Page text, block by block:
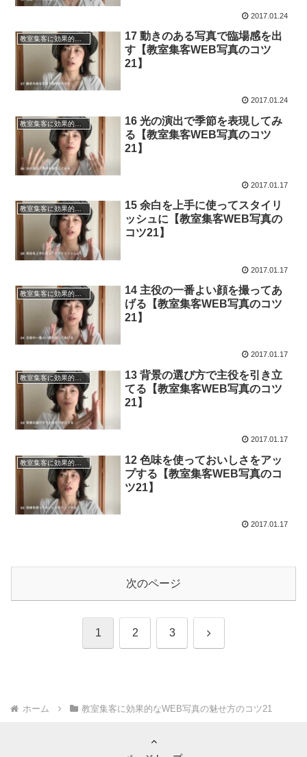
2017.01.24
教室集客に効果的なWEB写真の魅せ方のコツ21
17 動きのある写真で臨場感を出
す【教室集客WEB写真のコツ
21】
2017.01.24
16 光の演出で季節を表現してみ
る【教室集客WEB写真のコツ
21】
2017.01.17
教室集客に効果的なWEB写真の魅せ方のコツ21
15 余白を上手に使ってスタイリ
ッシュに【教室集客WEB写真の
コツ21】
2017.01.17
教室集客に効果的なWEB写真の魅せ方のコツ21
14 主役の一番よい顔を撮ってあ
げる【教室集客WEB写真のコツ
21】
2017.01.17
教室集客に効果的なWEB写真の魅せ方のコツ21
13 背景の選び方で主役を引き立
てる【教室集客WEB写真のコツ
21】
2017.01.17
教室集客に効果的なWEB写真の魅せ方のコツ21
12 色味を使っておいしさをアッ
プする【教室集客WEB写真のコ
ツ21】
2017.01.17
次のページ
1 2 3 次
ホーム 教室集客に効果的なWEB写真の魅せ方のコツ21